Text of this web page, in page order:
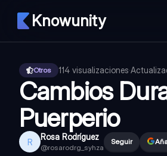
Knowunity
Otros 114 visualizaciones·
Cambios
Puerperio
R Rosa Rodríguez
@rosarodrg_syhza
Seguir